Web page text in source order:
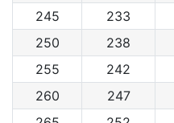
245
233
250
238
255
242
260
247